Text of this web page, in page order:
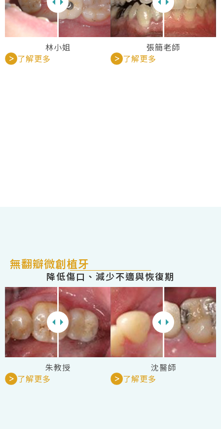
林小姐
了解更多
張簡老師
了解更多
無翻瓣微創植牙
降低傷口、減少不適與恢復期
朱教授
了解更多
沈醫師
了解更多